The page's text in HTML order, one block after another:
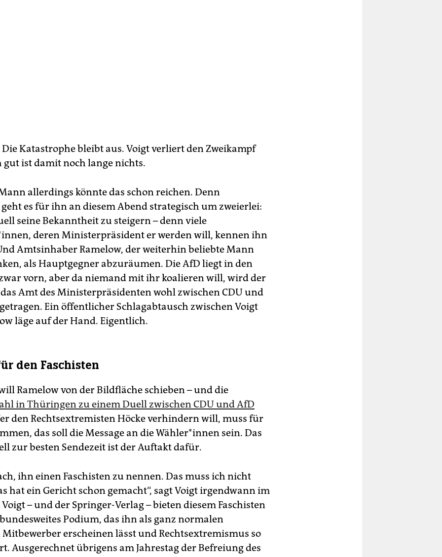
Katastrophe bleibt aus. Voigt verliert den Zweikampf
gut ist damit noch lange nichts.
allerdings könnte das schon reichen. Denn
es für ihn an diesem Abend strategisch um zweierlei:
seine Bekanntheit zu steigern – denn viele
deren Ministerpräsident er werden will, kennen ihn
Amtsinhaber Ramelow, der weiterhin beliebte Mann
als Hauptgegner abzuräumen. Die AfD liegt in den
vorn, aber da niemand mit ihr koalieren will, wird der
Amt des Ministerpräsidenten wohl zwischen CDU und
Ein öffentlicher Schlagabtausch zwischen Voigt
läge auf der Hand. Eigentlich.
den Faschisten
Ramelow von der Bildfläche schieben – und die
in Thüringen zu einem Duell zwischen CDU und AfD
den Rechtsextremisten Höcke verhindern will, muss für
das soll die Message an die Wäh­le­r*in­nen sein. Das
zur besten Sendezeit ist der Auftakt dafür.
ihn einen Faschisten zu nennen. Das muss ich nicht
hat ein Gericht schon gemacht“, sagt Voigt irgendwann im
– und der Springer-Verlag – bieten diesem Faschisten
Podium, das ihn als ganz normalen
erscheinen lässt und Rechtsextremismus so
Ausgerechnet übrigens am Jahrestag der Befreiung des